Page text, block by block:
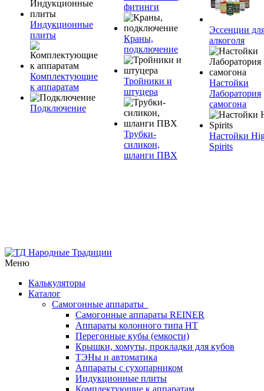
Индукционные
плиты
Комплектующие
к аппаратам
Подключение
фитинги
Краны,
подключение
Тройники и
штуцера
Трубки-
силикон,
шланги ПВХ
Эссенции
алкоголя
Настойки
Лаборатория
самогона
Настойки
Spirits
Меню
Калькуляторы
Каталог
Самогонные аппараты
Самогонные аппараты REINER
Аппараты колонного типа НТ
Перегонные кубы (емкости)
Крышки, хомуты, прокладки для кубов
ТЭНы и автоматика
Аппараты с сухопарником
Индукционные плиты
Комплектующие к аппаратам